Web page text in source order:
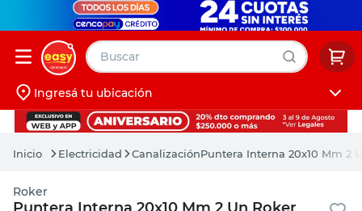
Buscar
Iniciá sesión
Ingresá tu ubicación
Electricidad CanalizaciónPuntera Interna 20x10 Mm 2
Roker
muebles
pintura
escritorio
puertas